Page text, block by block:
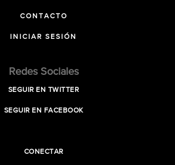
CONTACTO
INICIAR SESIÓN
Redes Sociales
SEGUIR EN TWITTER
SEGUIR EN FACEBOOK
CONECTAR